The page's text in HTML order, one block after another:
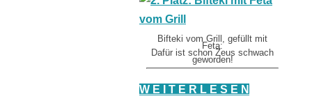
Bifteki vom Grill, gefüllt mit
Feta:
Dafür ist schon Zeus schwach
geworden!
W E I T E R L E S E N